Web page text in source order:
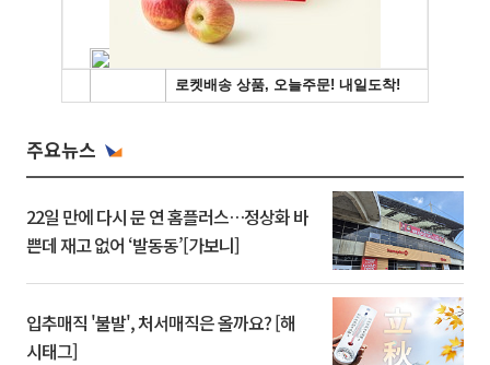
주요뉴스
22일 만에 다시 문 연 홈플러스…정상화 바
쁜데 재고 없어 ‘발동동’[가보니]
입추매직 '불발', 처서매직은 올까요? [해
시태그]